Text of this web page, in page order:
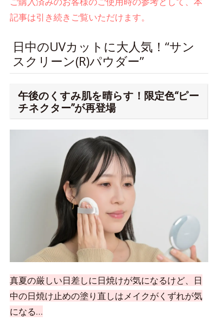
記事は引き続きご覧いただけます。
日中のUVカットに大人気！“サン
スクリーン(R)パウダー”
午後のくすみ肌を晴らす！限定色“ピー
チネクター”が再登場
真夏の厳しい日差しに日焼けが気になるけど、日
中の日焼け止めの塗り直しはメイクがくずれが気
になる…